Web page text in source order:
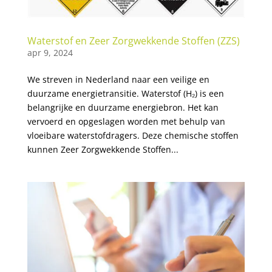
Waterstof en Zeer Zorgwekkende Stoffen (ZZS)
apr 9, 2024
We streven in Nederland naar een veilige en
duurzame energietransitie. Waterstof (H₂) is een
belangrijke en duurzame energiebron. Het kan
vervoerd en opgeslagen worden met behulp van
vloeibare waterstofdragers. Deze chemische stoffen
kunnen Zeer Zorgwekkende Stoffen...